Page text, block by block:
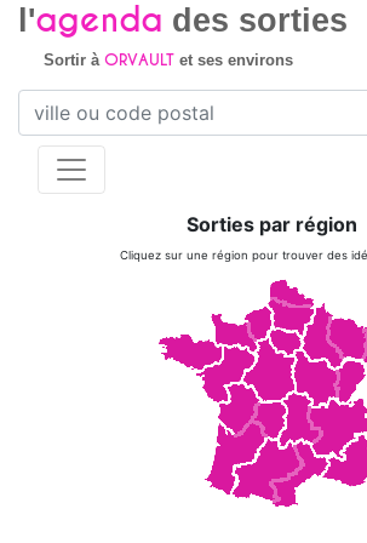
l'agenda des sorties
Sortir à ORVAULTet ses environs
Sorties par région
Cliquez sur une région pour trouver des